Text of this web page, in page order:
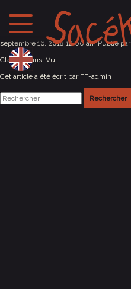
Ljubljana (Slovénie)
septembre 16, 2018 12:00 am Publié par
Classés dans :Vu
Cet article a été écrit par FF-admin
Rechercher